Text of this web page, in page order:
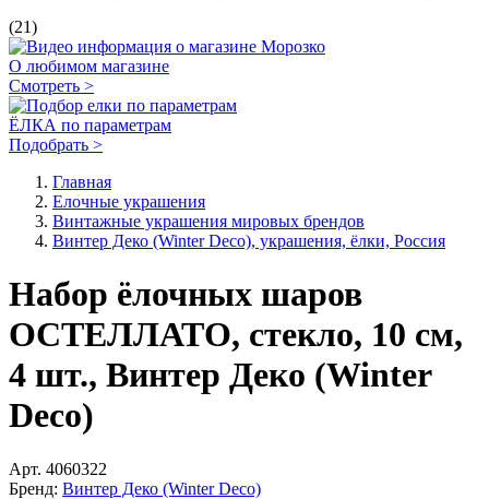
(21)
О любимом магазине
Смотреть >
ЁЛКА по параметрам
Подобрать >
Главная
Елочные украшения
Винтажные украшения мировых брендов
Винтер Деко (Winter Deco), украшения, ёлки, Россия
Набор ёлочных шаров
ОСТЕЛЛАТО, стекло, 10 см,
4 шт., Винтер Деко (Winter
Deco)
Арт. 4060322
Бренд: Винтер Деко (Winter Deco)